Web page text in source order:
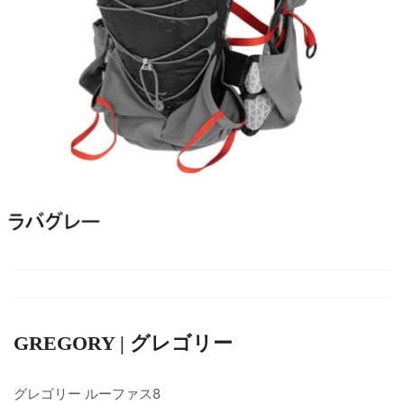
GREGORY | グレゴリー
グレゴリー ルーファス8